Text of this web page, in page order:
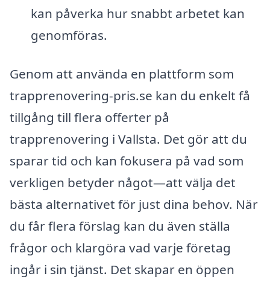
kan påverka hur snabbt arbetet kan
genomföras.
Genom att använda en plattform som
trapprenovering-pris.se kan du enkelt få
tillgång till flera offerter på
trapprenovering i Vallsta. Det gör att du
sparar tid och kan fokusera på vad som
verkligen betyder något—att välja det
bästa alternativet för just dina behov. När
du får flera förslag kan du även ställa
frågor och klargöra vad varje företag
ingår i sin tjänst. Det skapar en öppen